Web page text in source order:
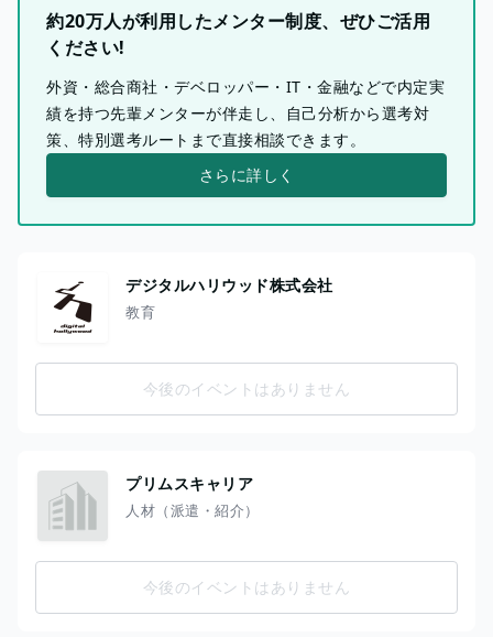
約20万人が利用したメンター制度、ぜひご活用
ください!
外資・総合商社・デベロッパー・IT・金融などで内定実
績を持つ先輩メンターが伴走し、自己分析から選考対
策、特別選考ルートまで直接相談できます。
さらに詳しく
デジタルハリウッド株式会社
教育
今後のイベントはありません
プリムスキャリア
人材（派遣・紹介）
今後のイベントはありません